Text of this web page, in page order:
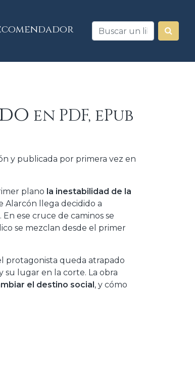
en PDF, ePub
y publicada por primera vez en
plano la inestabilidad de la
Alarcón llega decidido a
ese cruce de caminos se
se mezclan desde el primer
protagonista queda atrapado
su lugar en la corte. La obra
el destino social, y cómo